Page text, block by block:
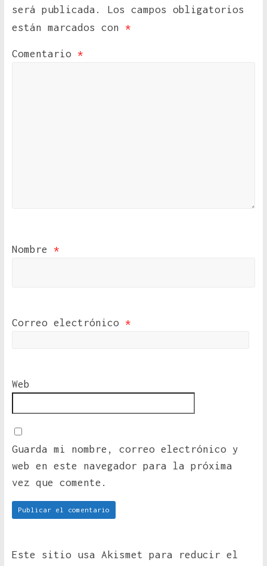
será publicada.
Los campos obligatorios
están marcados con *
Comentario *
Nombre *
Correo electrónico *
Web
Guarda mi nombre, correo electrónico y
web en este navegador para la próxima
vez que comente.
Este sitio usa Akismet para reducir el